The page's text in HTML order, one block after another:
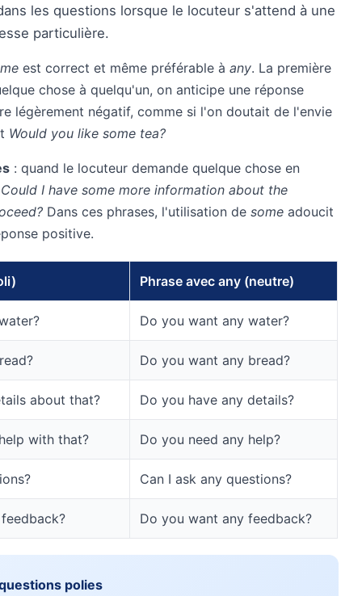
les questions lorsque le locuteur s'attend à une
particulière.
est correct et même préférable à any. La première
chose à quelqu'un, on anticipe une réponse
légèrement négatif, comme si l'on doutait de l'envie
Would you like some tea?
: quand le locuteur demande quelque chose en
Could I have some more information about the
Dans ces phrases, l'utilisation de some adoucit
positive.
Phrase avec any (neutre)
Do you want any water?
Do you want any bread?
about that? Do you have any details?
with that? Do you need any help?
Can I ask any questions?
Do you want any feedback?
polies